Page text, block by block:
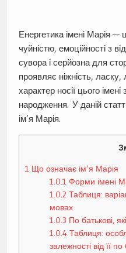
Енергетика імені Марія —
чуйністю, емоційності з
сувора і серйозна для
проявляє ніжність, ласку,
характер носії цього
народження. У даній
ім’я Марія.
1 Що означає ім’я Марія
1.0.1 Форми імені
1.0.2 Таблиця:
мовах
1.0.3 По батькові,
1.0.4 Таблиця:
залежності від її по